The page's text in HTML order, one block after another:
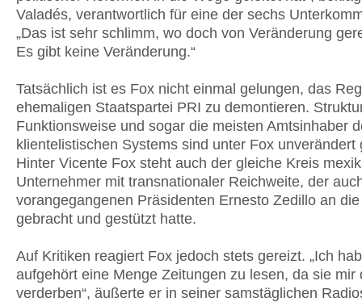
Valadés, verantwortlich für eine der sechs
„Das ist sehr schlimm, wo doch von Veränderung
Es gibt keine Veränderung.“
Tatsächlich ist es Fox nicht einmal gelungen, das
ehemaligen Staatspartei PRI zu demontieren.
Funktionsweise und sogar die meisten Amts­inhaber
klientelistischen Systems sind unter Fox unverändert
Hinter Vicente Fox steht auch der gleiche Kreis
Unternehmer mit transnationaler Reichweite, der
vorangegangenen Präsidenten Ernesto Zedillo an
gebracht und gestützt hatte.
Auf Kritiken reagiert Fox jedoch stets gereizt. „Ich
aufgehört eine Menge Zeitungen zu lesen, da sie mir
verderben“, äußerte er in seiner samstäglichen